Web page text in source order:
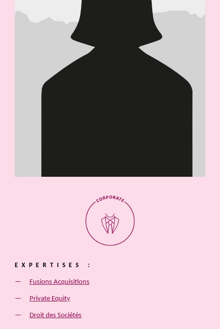
EXPERTISES :
Fusions Acquisitions
Private Equity
Droit des Sociétés